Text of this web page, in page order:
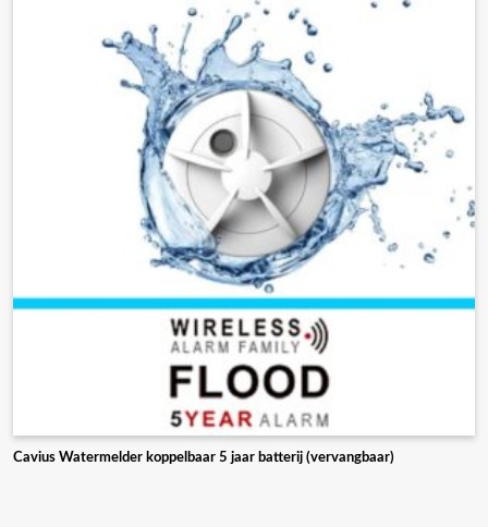
Cavius Watermelder koppelbaar 5 jaar batterij (vervangbaar)